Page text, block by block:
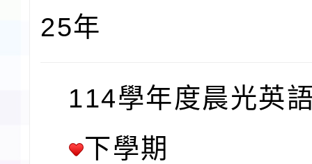
25年
114學年度晨光英
下學期